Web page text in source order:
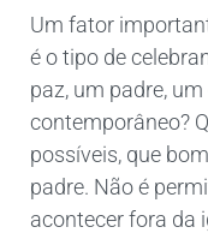
Um fator
é o tipo de
paz, um padre,
contemporâneo?
possíveis, que
padre. Não é
acontecer fora da